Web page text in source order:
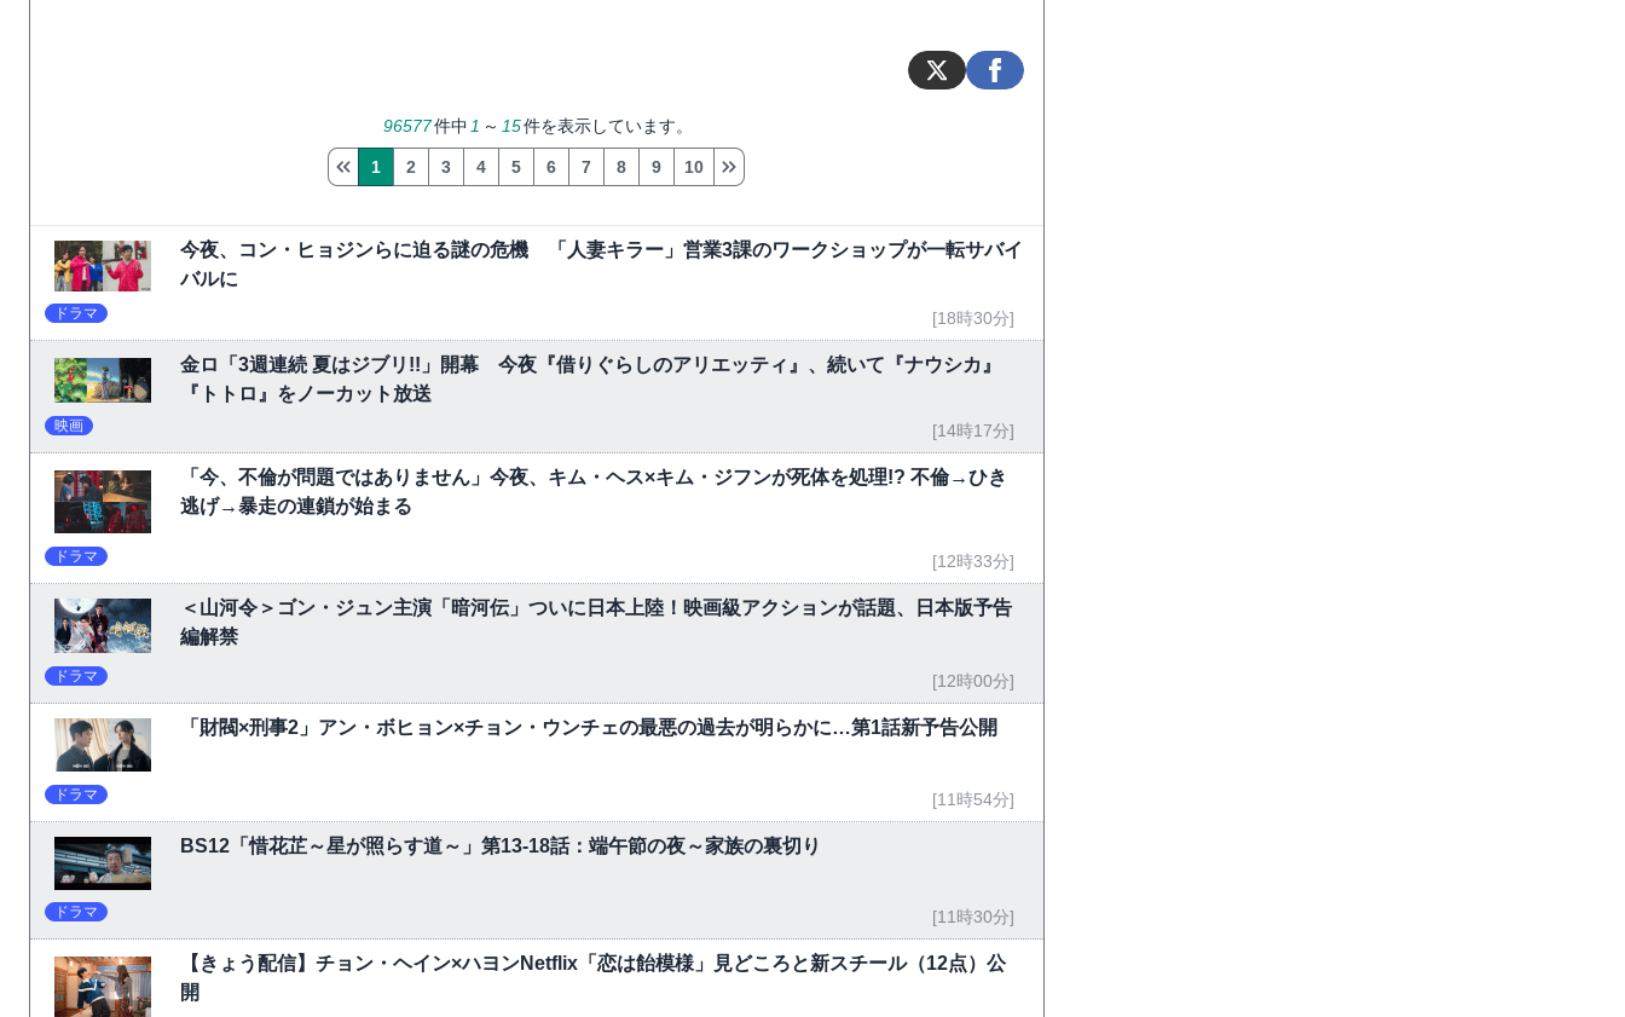
96577件中 1 ～ 15件を表示しています。
1 2 3 4 5 6 7 8 9 10
今夜、コン・ヒョジンらに迫る謎の危機 「人妻キラー」営業3課のワークショップが一転サバイ
バルに
ドラマ [18時30分]
金ロ「3週連続 夏はジブリ!!」開幕 今夜『借りぐらしのアリエッティ』、続いて『ナウシカ』
『トトロ』をノーカット放送
映画 [14時17分]
「今、不倫が問題ではありません」今夜、キム・ヘス×キム・ジフンが死体を処理!? 不倫→ひき
逃げ→暴走の連鎖が始まる
ドラマ [12時33分]
＜山河令＞ゴン・ジュン主演「暗河伝」ついに日本上陸！映画級アクションが話題、日本版予告
編解禁
ドラマ [12時00分]
「財閥×刑事2」アン・ボヒョン×チョン・ウンチェの最悪の過去が明らかに…第1話新予告公開
ドラマ [11時54分]
BS12「惜花芷～星が照らす道～」第13-18話：端午節の夜～家族の裏切り
ドラマ [11時30分]
【きょう配信】チョン・ヘイン×ハヨンNetflix「恋は飴模様」見どころと新スチール（12点）公
開